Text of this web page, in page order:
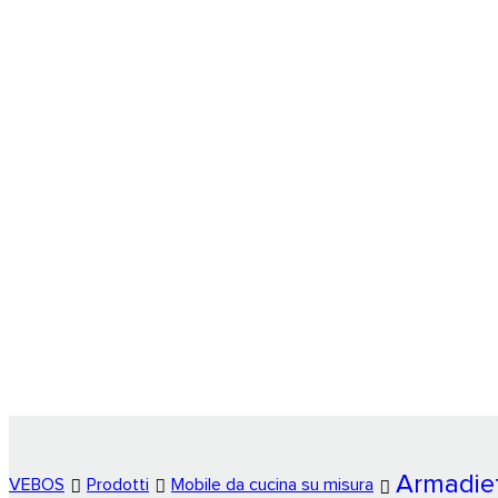
VEBOS Prodotti Mobile da cucina su misura